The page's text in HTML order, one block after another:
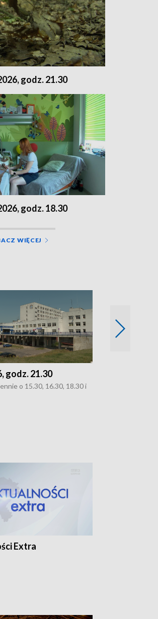
godz. 21.30
godz. 18.30
WIĘCEJ
godz. 21.30
o 15.30, 16.30, 18.30 i
Extra